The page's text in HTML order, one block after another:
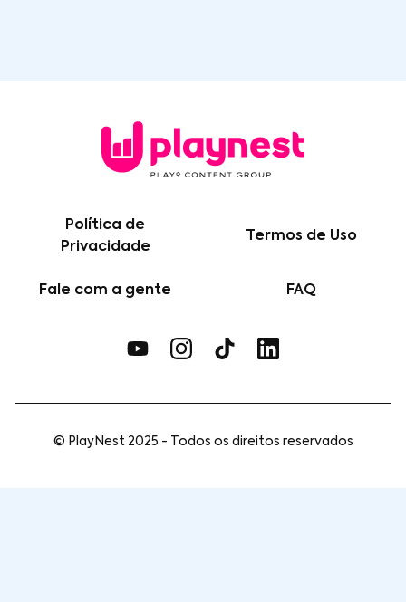
Política de
Privacidade
Termos de Uso
Fale com a gente FAQ
© PlayNest 2025 - Todos os direitos reservados